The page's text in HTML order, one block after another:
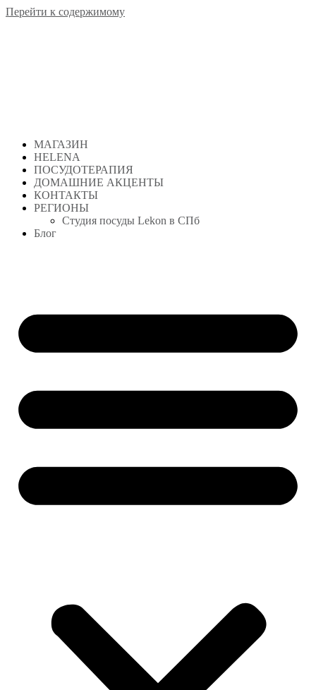
Перейти к содержимому
МАГАЗИН
HELENA
ПОСУДОТЕРАПИЯ
ДОМАШНИЕ АКЦЕНТЫ
КОНТАКТЫ
РЕГИОНЫ
Студия посуды Lekon в СПб
Блог